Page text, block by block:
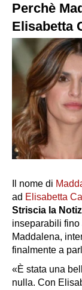
Perchè
Elisabetta
Il nome di
ad Elisabetta
Striscia la
inseparabili fino
Maddalena,
finalmente a
«È stata una
nulla. Con